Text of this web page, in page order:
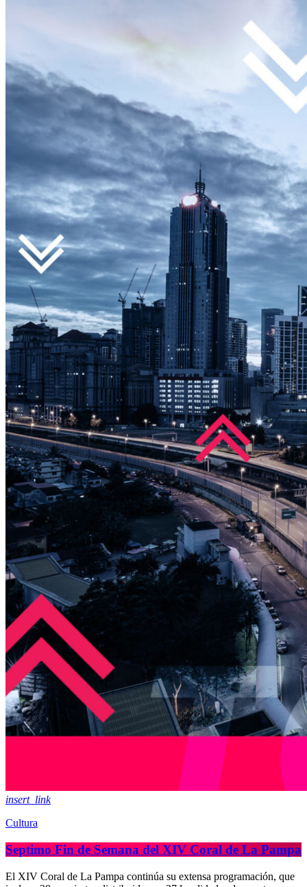
insert_link
Cultura
Septimo Fin de Semana del XIV Coral de La Pampa
El XIV Coral de La Pampa continúa su extensa programación, que